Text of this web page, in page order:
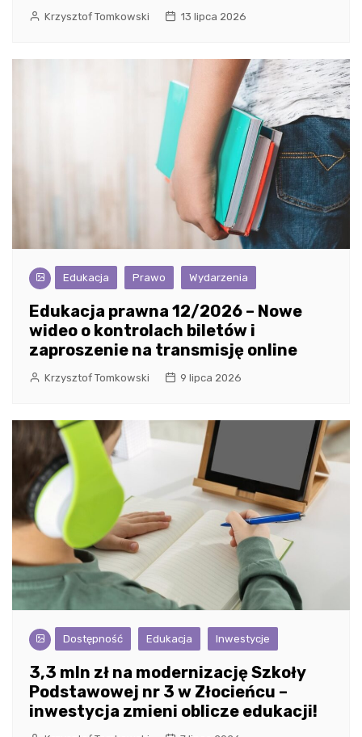
Krzysztof Tomkowski 13 lipca 2026
Edukacja Prawo Wydarzenia
Edukacja prawna 12/2026 – Nowe
wideo o kontrolach biletów i
zaproszenie na transmisję online
Krzysztof Tomkowski 9 lipca 2026
Dostępność Edukacja Inwestycje
3,3 mln zł na modernizację Szkoły
Podstawowej nr 3 w Złocieńcu –
inwestycja zmieni oblicze edukacji!